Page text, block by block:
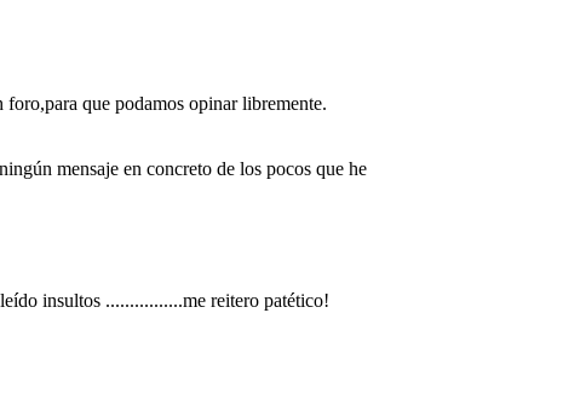
que podamos opinar libremente.
mensaje en concreto de los pocos que he
insultos ................me reitero patético!